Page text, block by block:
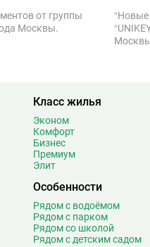
от группы
Москвы.
“Новые
Класс жилья
Эконом
Комфорт
Бизнес
Премиум
Элит
Особенности
Рядом с водоёмом
Рядом с парком
Рядом со школой
Рядом с детским садом